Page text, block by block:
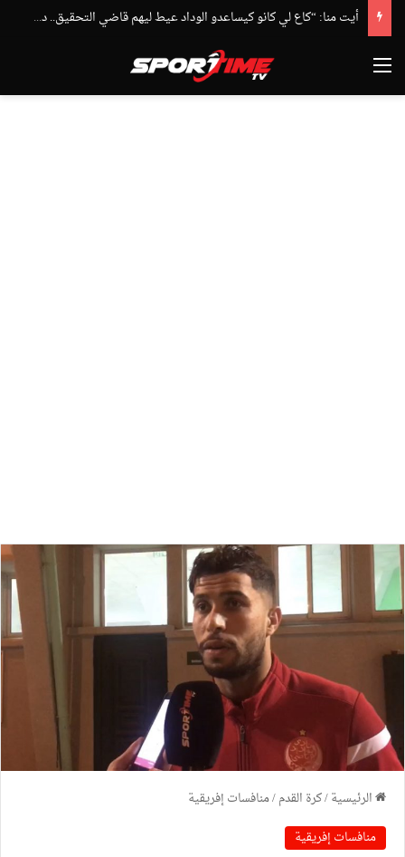
أيت منا: “كاع لي كانو كيساعدو الوداد عيط ليهم قاضي التحقيق.. دابا حتى شي واحد ما بقا باغي يعاون”
القائمة
الرئيسية/كرة القدم/منافسات إفريقية
منافسات إفريقية